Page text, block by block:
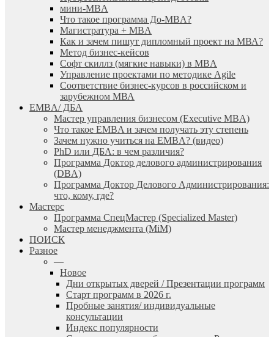
мини-MBA
Что такое программа До-MBA?
Магистратура + MBA
Как и зачем пишут дипломный проект на МВА?
Метод бизнес-кейсов
Софт скиллз (мягкие навыки) в MBA
Управление проектами по методике Agile
Соответствие бизнес-курсов в российском и
зарубежном МВА
EMBA/ ДБA
Мастер управления бизнесом (Executive MBA)
Что такое EMBA и зачем получать эту степень
Зачем нужно учиться на EMBA? (видео)
PhD или ДБА: в чем различия?
Программа Доктор делового администрирования
(DBА)
Программа Доктор Делового Администрирования:
что, кому, где?
Мастерс
Программа СпецМастер (Specialized Master)
Мастер менеджмента (MiM)
ПОИСК
Разное
—
Новое
Дни открытых дверей / Презентации программ
Старт программ в 2026 г.
Пробные занятия/ индивидуальные
консультации
Индекс популярности